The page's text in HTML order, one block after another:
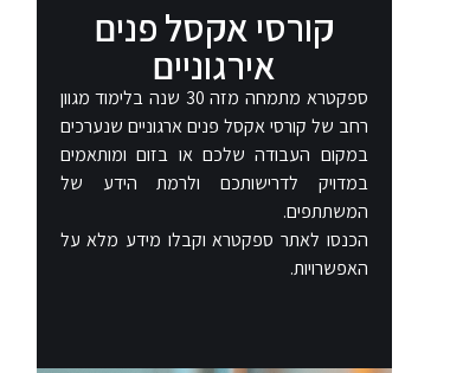
קורסי אקסל פנים
אירגוניים​
ספקטרא מתמחה מזה 30 שנה בלימוד מגוון
רחב של קורסי אקסל פנים ארגוניים שנערכים
במקום העבודה שלכם או בזום ומותאמים
במדויק לדרישותכם ולרמת הידע של
המשתתפים.
הכנסו לאתר ספקטרא וקבלו מידע מלא על
האפשרויות.